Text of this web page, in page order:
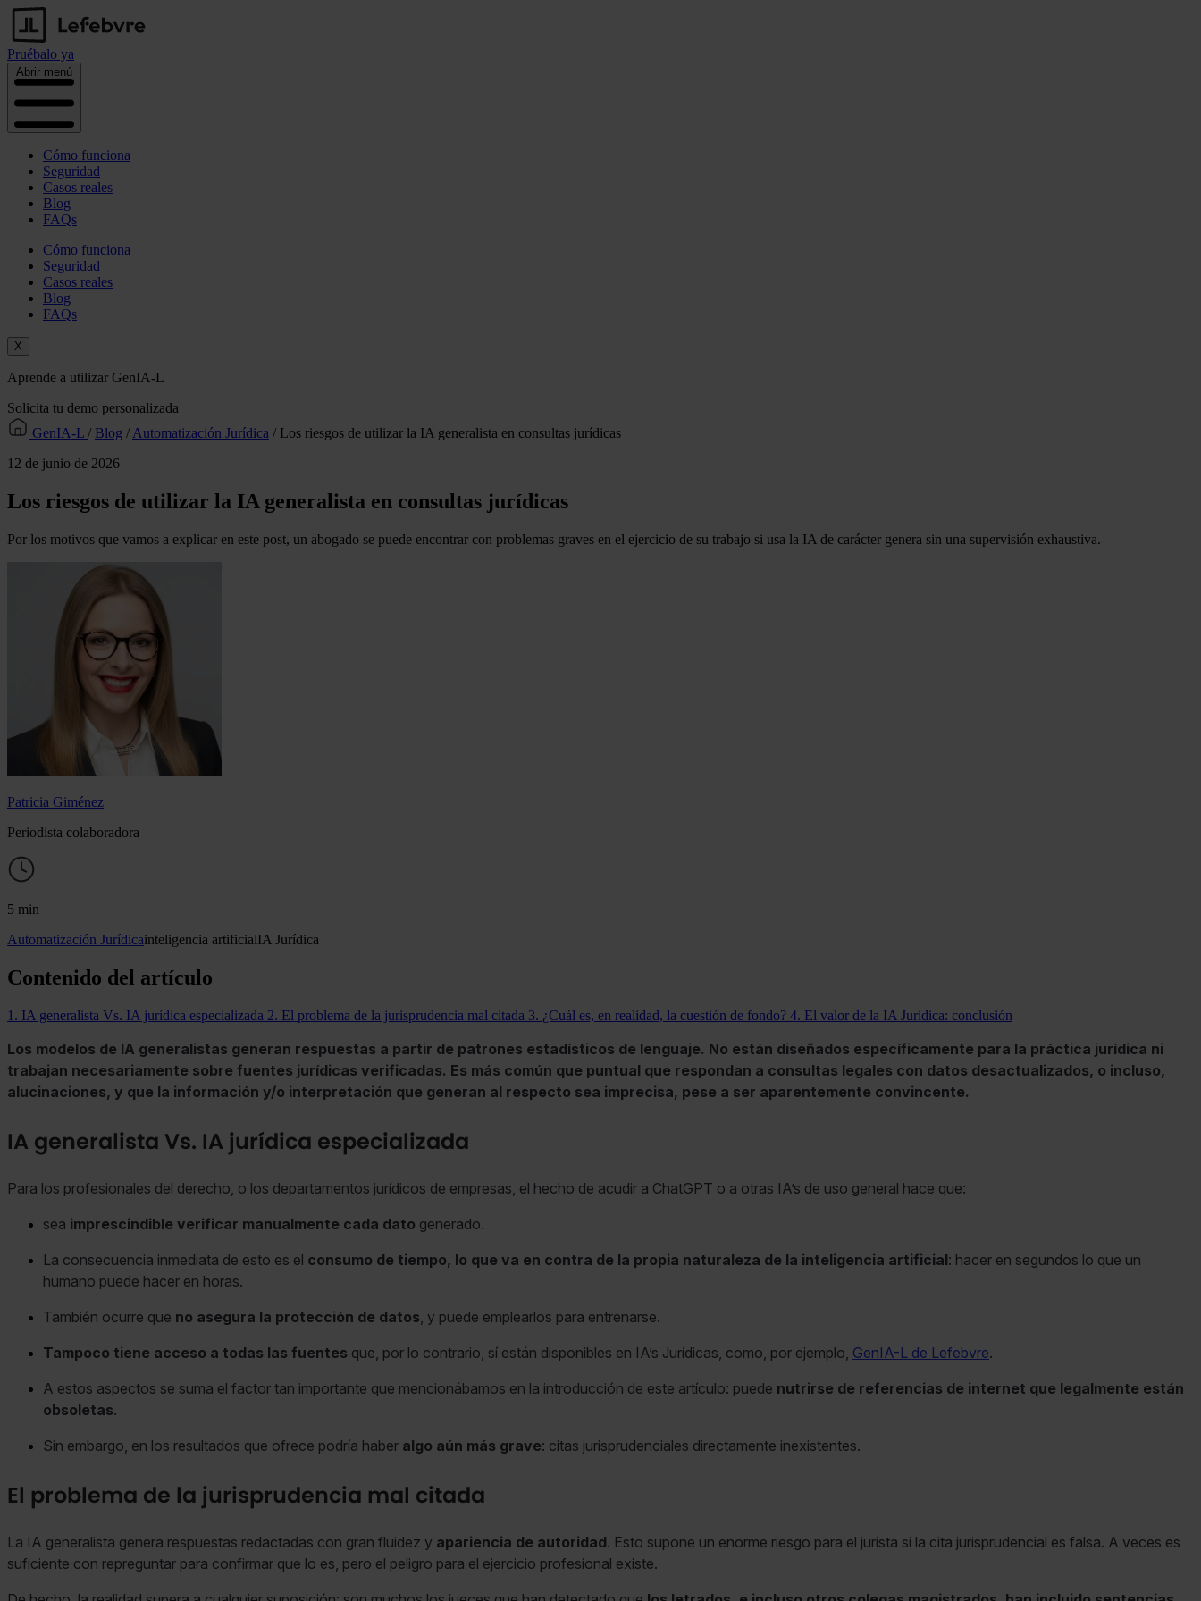
Pruébalo ya
Abrir menú
Cómo funciona
Seguridad
Casos reales
Blog
FAQs
Cómo funciona
Seguridad
Casos reales
Blog
FAQs
X
Aprende a utilizar GenIA-L
Solicita tu demo personalizada
GenIA-L / Blog / Automatización Jurídica / Los riesgos de utilizar la IA generalista en consultas jurídicas
12 de junio de 2026
Los riesgos de utilizar la IA generalista en consultas jurídicas
Por los motivos que vamos a explicar en este post, un abogado se puede encontrar con problemas graves en el ejercicio de su trabajo si usa la IA de carácter genera sin una supervisión exhaustiva.
Patricia Giménez
Periodista colaboradora
5 min
Automatización Jurídicainteligencia artificialIA Jurídica
Contenido del artículo
1. IA generalista Vs. IA jurídica especializada 2. El problema de la jurisprudencia mal citada 3. ¿Cuál es, en realidad, la cuestión de fondo? 4. El valor de la IA Jurídica: conclusión
Los modelos de IA generalistas generan respuestas a partir de patrones estadísticos de lenguaje. No están diseñados específicamente para la práctica jurídica ni
trabajan necesariamente sobre fuentes jurídicas verificadas. Es más común que puntual que respondan a consultas legales con datos desactualizados, o incluso,
alucinaciones, y que la información y/o interpretación que generan al respecto sea imprecisa, pese a ser aparentemente convincente.
IA generalista Vs. IA jurídica especializada
Para los profesionales del derecho, o los departamentos jurídicos de empresas, el hecho de acudir a ChatGPT o a otras IA’s de uso general hace que:
sea imprescindible verificar manualmente cada dato generado.
La consecuencia inmediata de esto es el consumo de tiempo, lo que va en contra de la propia naturaleza de la inteligencia artificial: hacer en segundos lo que un
humano puede hacer en horas.
También ocurre que no asegura la protección de datos , y puede emplearlos para entrenarse.
Tampoco tiene acceso a todas las fuentes que, por lo contrario, sí están disponibles en IA’s Jurídicas, como, por ejemplo, GenIA-L de Lefebvre.
A estos aspectos se suma el factor tan importante que mencionábamos en la introducción de este artículo: puede nutrirse de referencias de internet que legalmente están
obsoletas.
Sin embargo, en los resultados que ofrece podría haber algo aún más grave: citas jurisprudenciales directamente inexistentes.
El problema de la jurisprudencia mal citada
La IA generalista genera respuestas redactadas con gran fluidez y apariencia de autoridad. Esto supone un enorme riesgo para el jurista si la cita jurisprudencial es falsa. A veces es
suficiente con repreguntar para confirmar que lo es, pero el peligro para el ejercicio profesional existe.